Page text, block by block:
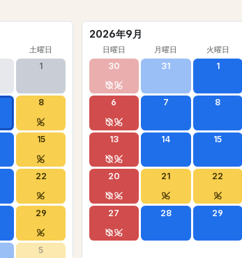
土曜日
1
8
15
22
29
5
2026年9月
日曜日 月曜日 火曜日
30 31 1
6 7 8
13 14 15
20 21 22
27 28 29